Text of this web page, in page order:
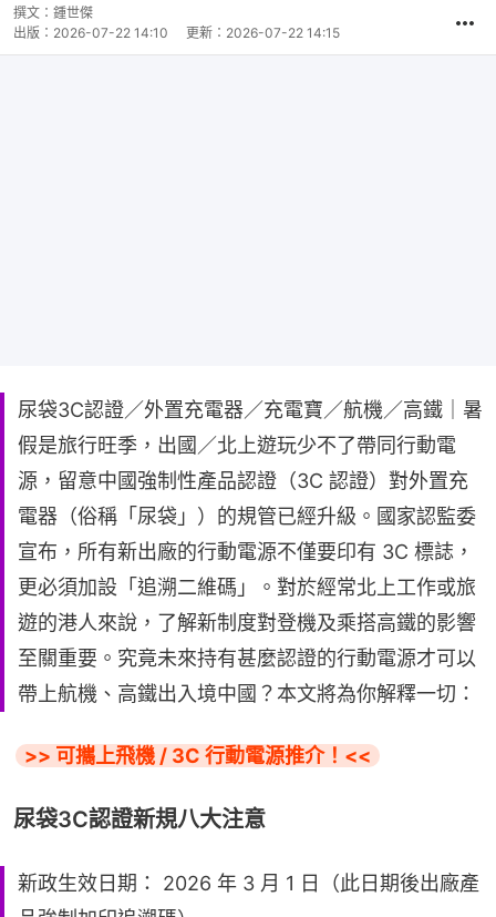
撰文： 鍾世傑
出版： 2026-07-22 14:10 更新： 2026-07-22 14:15
尿袋3C認證／外置充電器／充電寶／航機／高鐵｜暑
假是旅行旺季，出國／北上遊玩少不了帶同行動電
源，留意中國強制性產品認證（3C 認證）對外置充
電器（俗稱「尿袋」）的規管已經升級。國家認監委
宣布，所有新出廠的行動電源不僅要印有 3C 標誌，
更必須加設「追溯二維碼」。對於經常北上工作或旅
遊的港人來說，了解新制度對登機及乘搭高鐵的影響
至關重要。究竟未來持有甚麼認證的行動電源才可以
帶上航機、高鐵出入境中國？本文將為你解釋一切：
>> 可攜上飛機 / 3C 行動電源推介！<<
尿袋3C認證新規八大注意
新政生效日期： 2026 年 3 月 1 日（此日期後出廠產